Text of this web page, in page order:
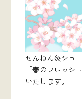
せんねん灸ショ
「春のフレッシ
いたします。